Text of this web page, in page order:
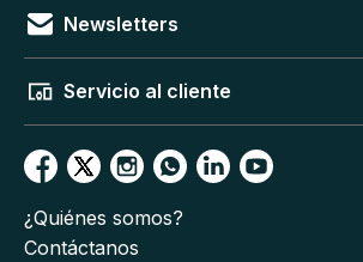
Newsletters
Servicio al cliente
¿Quiénes somos?
Contáctanos